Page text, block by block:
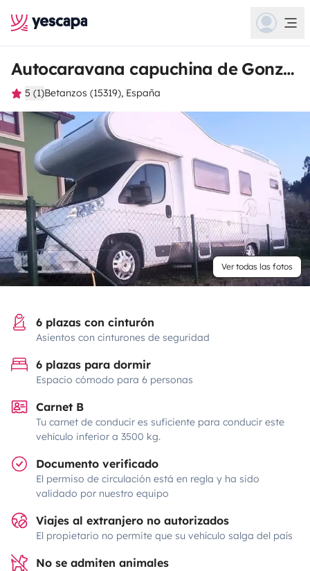
Autocaravana capuchina de Gonzalo
5 (1)Betanzos (15319), España
Ver todas las fotos
6 plazas con cinturón
Asientos con cinturones de seguridad
6 plazas para dormir
Espacio cómodo para 6 personas
Carnet B
Tu carnet de conducir es suficiente para conducir este
vehículo inferior a 3500 kg.
Documento verificado
El permiso de circulación está en regla y ha sido
validado por nuestro equipo
Viajes al extranjero no autorizados
El propietario no permite que su vehículo salga del país
No se admiten animales